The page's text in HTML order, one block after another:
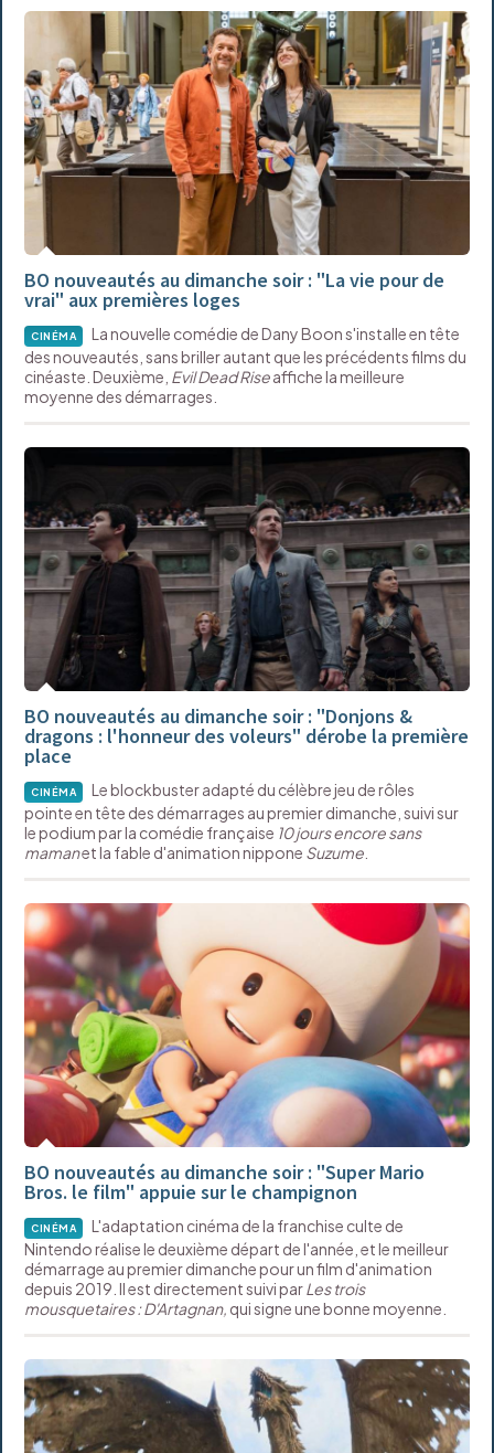
BO nouveautés au dimanche soir : "La vie pour de
vrai" aux premières loges
CINÉMA
La nouvelle comédie de Dany Boon s'installe en tête
des nouveautés, sans briller autant que les précédents films du
cinéaste. Deuxième, Evil Dead Riseaffichela meilleure
moyenne des démarrages.
BO nouveautés au dimanche soir : "Donjons &
dragons : l'honneur des voleurs" dérobe la première
place
CINÉMA
Le blockbuster adapté du célèbre jeu de rôles
pointe en tête des démarrages au premier dimanche, suivi sur
le podium par la comédie française 10 jours encore sans
mamanet la fable d'animation nippone Suzume
BO nouveautés au dimanche soir : "Super Mario
Bros. le film" appuie sur le champignon
CINÉMA
L'adaptation cinéma de la franchise culte de
Nintendo réalise le deuxième départ de l'année, et le meilleur
démarrage au premier dimanche pour un film d'animation
depuis 2019. Il est directement suivi parLes trois
mousquetaires : D'Artagnan, qui signe une bonne moyenne.